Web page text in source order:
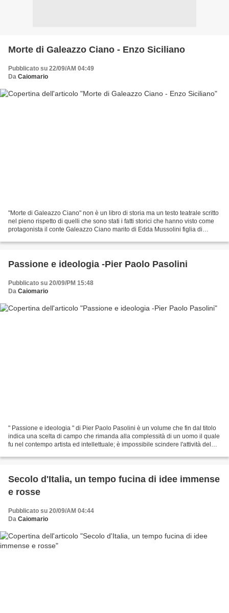
Morte di Galeazzo Ciano - Enzo Siciliano
Pubblicato su 22/09/AM 04:49
Da Caiomario
"Morte di Galeazzo Ciano" non è un libro di storia ma un testo teatrale scritto
nel pieno rispetto di quelli che sono stati i fatti storici che hanno visto come
protagonista il conte Galeazzo Ciano marito di Edda Mussolini figlia di
Passione e ideologia -Pier Paolo Pasolini
Pubblicato su 20/09/PM 15:48
Da Caiomario
" Passione e ideologia " di Pier Paolo Pasolini è un volume che fin dal titolo
indica una scelta di campo che rimanda alla complessità di un uomo il quale
fu nel contempo artista ed intellettuale; è impossibile scindere l'attività del
Secolo d'Italia, un tempo fucina di idee immense
e rosse
Pubblicato su 20/09/AM 04:44
Da Caiomario